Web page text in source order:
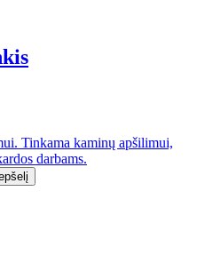
Tinkama kaminų apšilimui,
darbams.